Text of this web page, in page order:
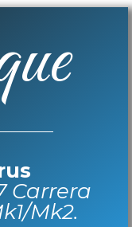
Carrera
Mk2.